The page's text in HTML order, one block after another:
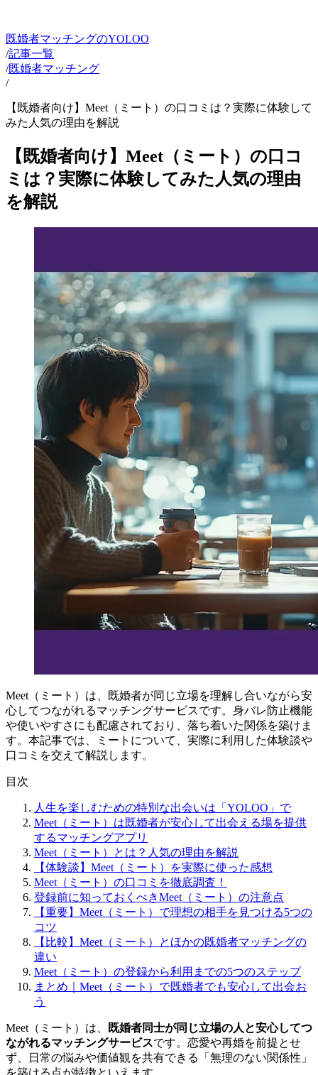
既婚者マッチングのYOLOO
/記事一覧
/既婚者マッチング
/
【既婚者向け】Meet（ミート）の口コミは？実際に体験して
みた人気の理由を解説
【既婚者向け】Meet（ミート）の口コ
ミは？実際に体験してみた人気の理由
を解説
Meet（ミート）は、既婚者が同じ立場を理解し合いながら安
心してつながれるマッチングサービスです。身バレ防止機能
や使いやすさにも配慮されており、落ち着いた関係を築けま
す。本記事では、ミートについて、実際に利用した体験談や
口コミを交えて解説します。
目次
人生を楽しむための特別な出会いは「YOLOO」で
Meet（ミート）は既婚者が安心して出会える場を提供
するマッチングアプリ
Meet（ミート）とは？人気の理由を解説
【体験談】Meet（ミート）を実際に使った感想
Meet（ミート）の口コミを徹底調査！
登録前に知っておくべきMeet（ミート）の注意点
【重要】Meet（ミート）で理想の相手を見つける5つの
コツ
【比較】Meet（ミート）とほかの既婚者マッチングの
違い
Meet（ミート）の登録から利用までの5つのステップ
まとめ｜Meet（ミート）で既婚者でも安心して出会お
う
Meet（ミート）は、
既婚者同士が同じ立場の人と安心してつ
ながれるマッチングサービスです。恋愛や再婚を前提とせ
ず、日常の悩みや価値観を共有できる「無理のない関係性」
を築ける点が特徴といえます。